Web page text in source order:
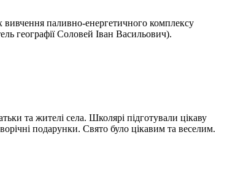
паливно-енергетичного комплексу
географії Соловей Іван Васильович).
та жителі села. Школярі підготували цікаву
подарунки. Свято було цікавим та веселим.